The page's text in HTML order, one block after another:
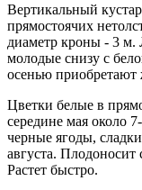
Вертикальный
прямостоячих
диаметр кроны - 3 м.
молодые снизу с
осенью приобретают
Цветки белые в
середине мая около
черные ягоды,
августа. Плодоносит
Растет быстро.